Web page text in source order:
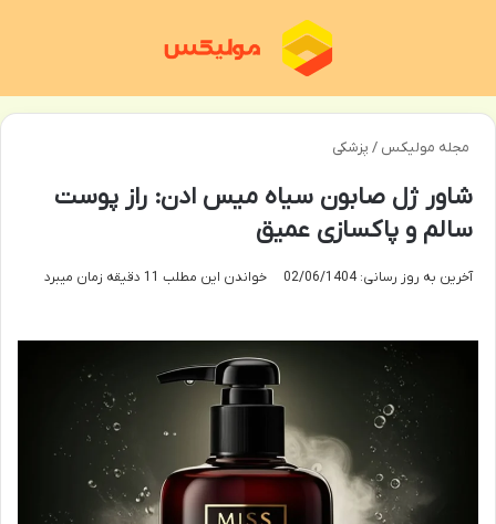
مجله مولیکس / پزشکی
شاور ژل صابون سیاه میس ادن: راز پوست
سالم و پاکسازی عمیق
آخرین به روز رسانی: 02/06/1404 خواندن این مطلب 11 دقیقه زمان میبرد